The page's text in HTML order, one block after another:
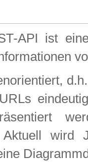
API ist
Aktuell wird